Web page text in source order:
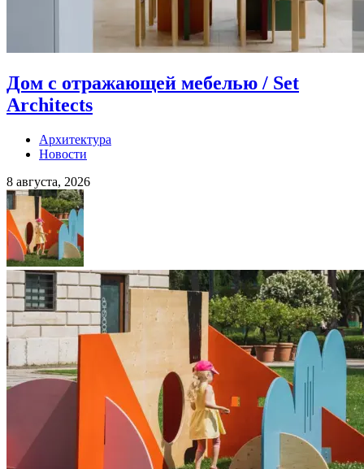
Дом с отражающей мебелью / Set
Architects
Архитектура
Новости
8 августа, 2026